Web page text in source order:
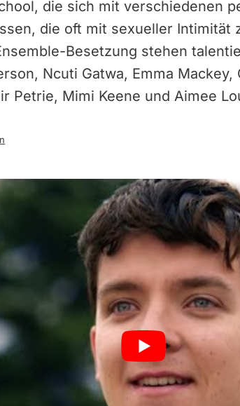
die sich mit verschiedenen
die oft mit sexueller Intimität
Besetzung stehen
Ncuti Gatwa, Emma Mackey,
Petrie, Mimi Keene und Aimee